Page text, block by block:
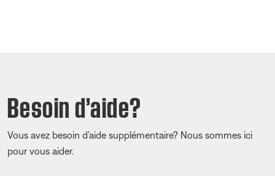
Besoin d’aide?
Vous avez besoin d’aide supplémentaire? Nous sommes ici
pour vous aider.